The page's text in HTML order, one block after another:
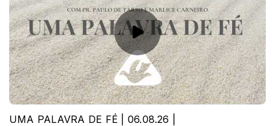
UMA PALAVRA DE FÉ | 06.08.26 |